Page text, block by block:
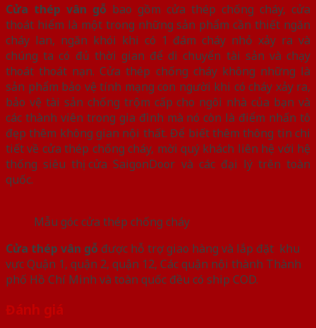
Cửa thép vân gỗ bao gồm cửa thép chống cháy, cửa
thoát hiểm là một trong những sản phẩm cần thiết ngăn
cháy lan, ngăn khói khi có 1 đám cháy nhỏ xảy ra và
chúng ta có đủ thời gian để di chuyển tài sản và chạy
thoát thoát nạn. Cửa thép chống cháy không những là
sản phẩm bảo vệ tính mạng con người khi có cháy xảy ra,
bảo vệ tài sản chống trộm cấp cho ngôi nhà của bạn và
các thành viên trong gia đình mà nó còn là điểm nhấn tô
đẹp thêm không gian nội thất. Để biết thêm thông tin chi
tiết về cửa thép chống cháy, mời quý khách liên hệ với hệ
thống siêu thị cửa SaigonDoor và các đại lý trên toàn
quốc.
Mẫu góc cửa thép chống cháy
Cửa thép vân gỗ được hỗ trợ giao hàng và lắp đặt khu
vực Quận 1, quận 2, quận 12, Các quận nội thành Thành
phố Hồ Chí Minh và toàn quốc đều có ship COD.
Đánh giá